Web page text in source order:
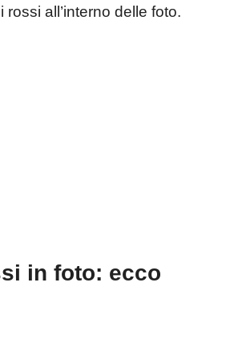
all’interno delle foto.
in foto: ecco